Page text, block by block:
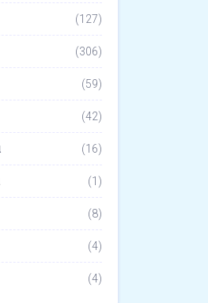
(127)
(306)
(59)
(42)
(16)
(1)
(8)
(4)
(4)